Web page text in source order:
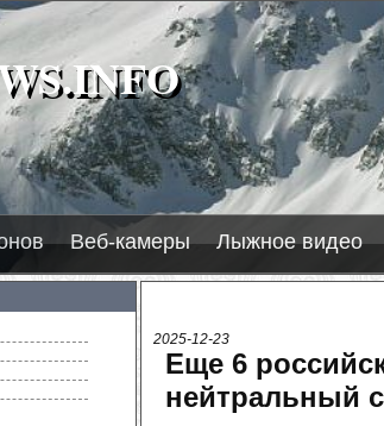
Веб-камеры Лыжное видео
2025-12-23
Еще 6
нейтральный